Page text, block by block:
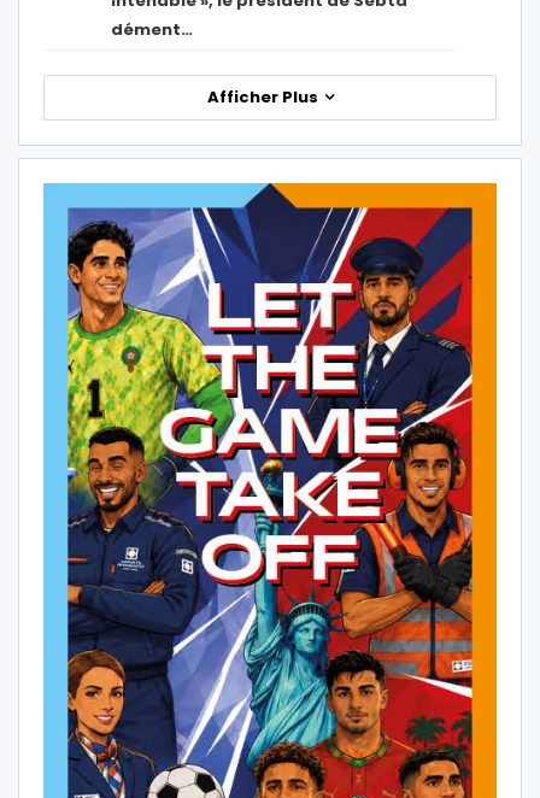
dément…
Afficher Plus